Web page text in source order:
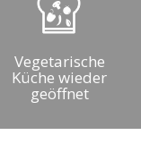
Vegetarische
Küche wieder
geöffnet